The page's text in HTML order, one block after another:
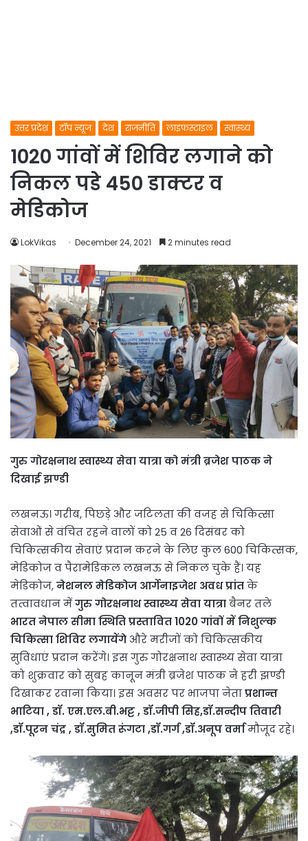
उत्तर प्रदेश टॉप न्यूज देश राजनीति लाइफस्टाइल स्वास्थ्य
1020 गांवों में शिविर लगाने को
निकल पडे 450 डाक्टर व
मेडिकोज
LokVikas December 24, 2021 2 minutes read
गुरु गोरक्षनाथ स्वास्थ्य सेवा यात्रा को मंत्री ब्रजेश पाठक ने
दिखाई झण्डी
लखनऊ। गरीब, पिछड़े और जटिलता की वजह से चिकित्सा
सेवाओं से वंचित रहने वालों को 25 व 26 दिसंबर को
चिकित्सकीय सेवाएं प्रदान करने के लिए कुल 600 चिकित्सक,
मेडिकोज व पैरामेडिकल लखनऊ से निकल चुके हैं। यह
मेडिकोज,नेशनल मेडिकोज आर्गेनाइजेश अवध प्रांतके
तत्वावधान मेंगुरु गोरक्षनाथ स्वास्थ्य सेवा यात्राबैनर तले
भारत नेपाल सीमा स्थिति प्रस्तावित 1020 गांवों में निशुल्क
चिकित्सा शिविर लगायेंगेऔरे मरीजों को चिकित्सकीय
सुविधाएं प्रदान करेंगे। इस गुरु गोरक्षनाथ स्वास्थ्य सेवा यात्रा
को शुक्रवार को सुबह कानून मंत्री ब्रजेश पाठक ने हरी झण्डी
दिखाकर रवाना किया। इस अवसर पर भाजपा नेताप्रशान्त
भाटिया , डॉ. एम.एल.बी.भट्ट , डॉ.जीपी सिह,डॉ.सन्दीप तिवारी
,डॉ.पूरन चंद्र , डॉ.सुमित रूंगटा ,डॉ.गर्ग ,डॉ.अनूप वर्मामौजूद रहे।